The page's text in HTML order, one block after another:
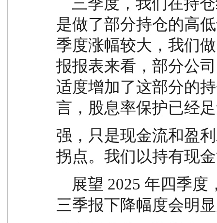
是做了部分持仓的高
季度涨幅较大，我们
报报表来看，部分公
适度增加了这部分的
言，股息率保护已经
强，只是现金流和盈
拐点。我们以持有现
三季报下降幅度会明